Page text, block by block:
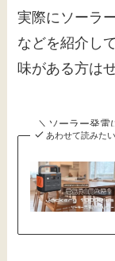
実際にソーラ
などを紹介し
味がある方は
＼ソーラー発電
あわせて読みたい